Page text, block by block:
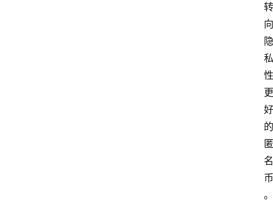
转
向
隐
私
性
更
好
的
匿
名
币
。